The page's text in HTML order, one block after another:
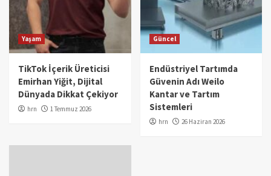
Yaşam
TikTok İçerik Üreticisi
Emirhan Yiğit, Dijital
Dünyada Dikkat Çekiyor
hrn 1 Temmuz 2026
Güncel
Endüstriyel Tartımda
Güvenin Adı Weilo
Kantar ve Tartım
Sistemleri
hrn 26 Haziran 2026